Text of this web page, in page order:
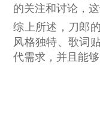
的关注和讨论，
综上所述，刀郎
风格独特、歌词
代需求，并且能